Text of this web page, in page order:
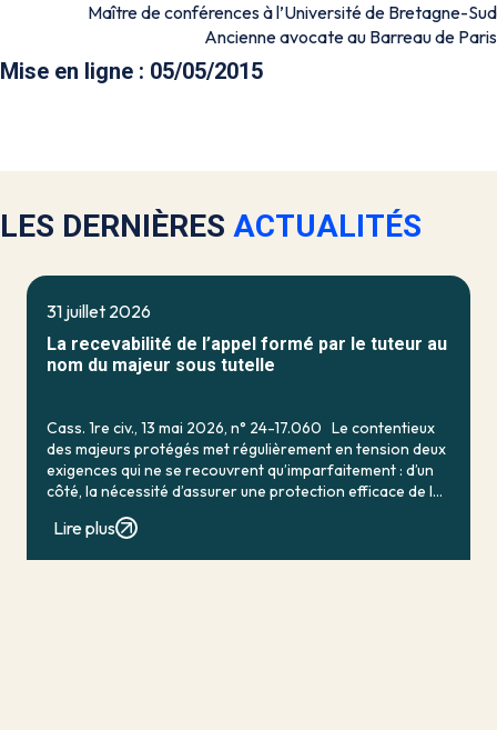
Maître de conférences à l’Université de Bretagne-Sud
Ancienne avocate au Barreau de Paris
Mise en ligne : 05/05/2015
LES DERNIÈRES ACTUALITÉS
31 juillet 2026
La recevabilité de l’appel formé par le tuteur au
nom du majeur sous tutelle
Cass. 1re civ., 13 mai 2026, n° 24-17.060 Le contentieux
des majeurs protégés met régulièrement en tension deux
exigences qui ne se recouvrent qu’imparfaitement : d’un
côté, la nécessité d’assurer une protection efficace de la
Lire plus